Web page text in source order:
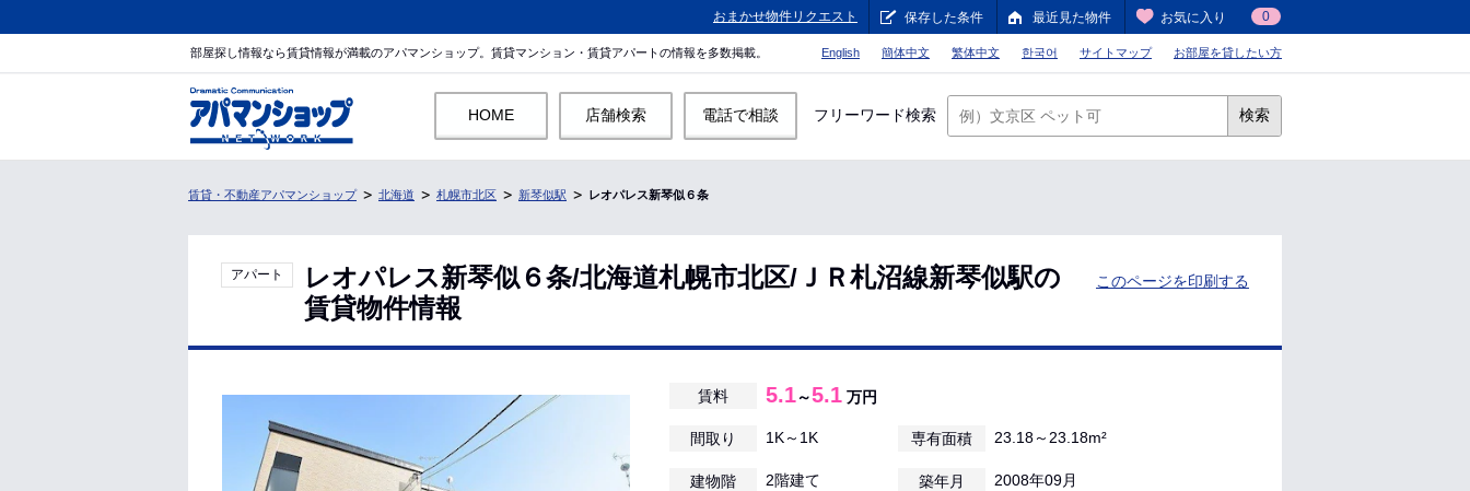
おまかせ物件リクエスト 保存した条件 最近見た物件 お気に入り 0
部屋探し情報なら賃貸情報が満載のアパマンショップ。賃貸マンション・賃貸アパートの情報を多数掲載。 English 簡体中文 繁体中文 한국어 サイトマップ お部屋を貸したい方
HOME 店舗検索 電話で相談 フリーワード検索 検索
賃貸・不動産アパマンショップ 北海道 札幌市北区 新琴似駅 レオパレス新琴似６条
アパート
レオパレス新琴似６条/北海道札幌市北区/ＪＲ札沼線新琴似駅の
賃貸物件情報
このページを印刷する
賃料 5.1～5.1 万円
間取り 1K～1K 専有面積 23.18～23.18m²
建物階 2階建て 築年月 2008年09月